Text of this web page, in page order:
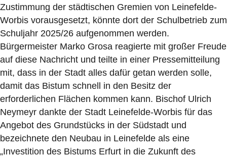
Zustimmung der städtischen Gremien von Leinefelde-
Worbis vorausgesetzt, könnte dort der Schulbetrieb zum
Schuljahr 2025/26 aufgenommen werden.
Bürgermeister Marko Grosa reagierte mit großer Freude
auf diese Nachricht und teilte in einer Pressemitteilung
mit, dass in der Stadt alles dafür getan werden solle,
damit das Bistum schnell in den Besitz der
erforderlichen Flächen kommen kann. Bischof Ulrich
Neymeyr dankte der Stadt Leinefelde-Worbis für das
Angebot des Grundstücks in der Südstadt und
bezeichnete den Neubau in Leinefelde als eine
„Investition des Bistums Erfurt in die Zukunft des